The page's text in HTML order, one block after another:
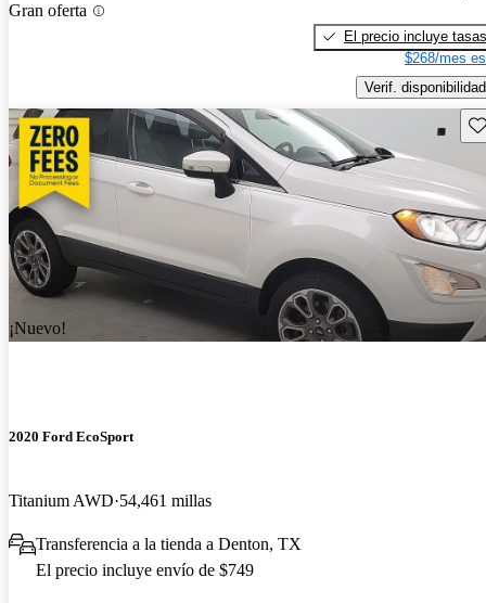
Gran oferta
El precio incluye tasas
$268/mes
Verif. disponibilidad
¡Nuevo!
2020 Ford EcoSport
Titanium AWD 54,461 millas
Transferencia a la tienda a Denton, TX
El precio incluye envío de $749